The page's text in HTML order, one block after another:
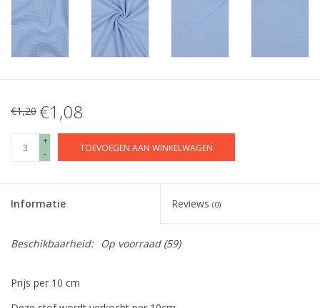
€1,20 €1,08
+
-
TOEVOEGEN AAN WINKELWAGEN
Informatie Reviews (0)
Beschikbaarheid: Op voorraad(59)
Prijs per 10 cm